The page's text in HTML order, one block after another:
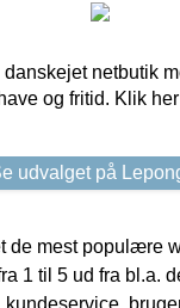
danskejet netbutik
og fritid. Klik
udvalget på
de mest populære
1 til 5 ud fra bl.a.